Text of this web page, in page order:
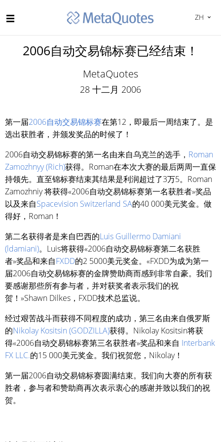
ZH
2006自动交易锦标赛已经结束！
MetaQuotes
28 十二月 2006
第一届2006自动交易锦标赛在第12，即最后一周结束了。是
选出获胜者，并颁发奖品的时候了！
2006自动交易锦标赛的第一名由来自乌克兰的选手， Roman
Zamozhnyy (Rich)获得。Roman在本次大赛的最后两周一直保
持领先。直至锦标赛结束其结果是利润超过了3万5。Roman
Zamozhniy 将获得«2006自动交易锦标赛第一名获胜者»奖品
以及来自Spacevision Switzerland SA的40 000美元奖金。做
得好，Roman！
第二名获得者是来自巴西的Luis Guillermo Damiani
(ldamiani)。Luis将获得«2006自动交易锦标赛第二名获胜
者»奖品和来自FXDD的2 5000美元奖金。«FXDD为成为第一
届2006自动交易锦标赛的金牌赞助商而感到非常自豪。我们
要感谢那些所有参与者，并对获奖者表示我们的祝
贺！»Shawn Dilkes，FXDD技术总监说。
经过艰苦战斗而获得不同程度的成功，第三名由来自俄罗斯
的Nikolay Kositsin (GODZILLA)获得。Nikolay Kositsin将获
得«2006自动交易锦标赛第三名获胜者»奖品和来自 Interbank
FX LLC.的15 000美元奖金。我们祝贺您，Nikolay！
第一届2006自动交易锦标赛圆满结束。我们向大赛的所有获
胜者，参与者和赞助商再次表示衷心的感谢并致以我们的祝
贺。